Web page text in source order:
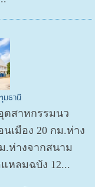
มธานี
ตสาหกรรมนว
เมือง 20 กม.ห่าง
.ห่างจากสนาม
หลมฉบัง 12...